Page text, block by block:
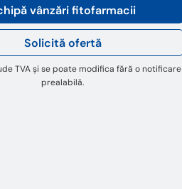
vânzări fitofarmacii
Solicită ofertă
TVA și se poate modifica fără o notificare
prealabilă.